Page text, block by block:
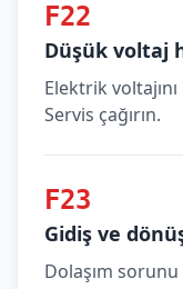
F22
Düşük voltaj
Elektrik
Servis çağırın.
F23
Gidiş ve
Dolaşım sorunu